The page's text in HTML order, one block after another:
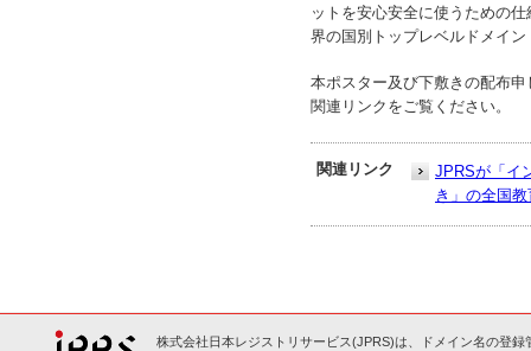
ットを安心安全に使うための
界の国別トップレベルドメイ
本ポスター及び下敷きの配布
関連リンクをご覧ください。
関連リンク
JPRSが「イ
き」の全国
株式会社日本レジストリサービス(JPRS)は、ドメイン名の登録